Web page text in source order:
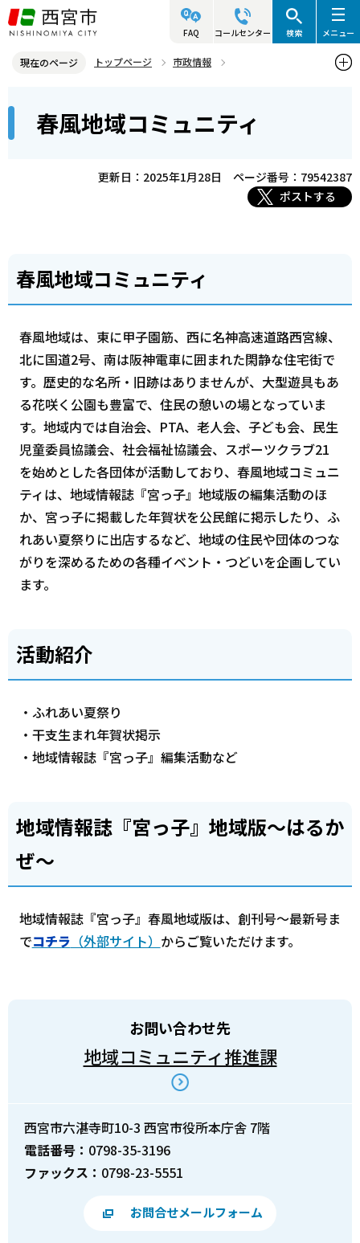
こ
の
ジ
先
FAQ コールセンター 検索 メニュー
現在のページ トップページ
市政情報
西宮コミュニティ協会
春風地域コミュニティ
こ
春風地域コミュニティ
更新日：2025年1月28日
ページ番号：79542387
ポストする
春風地域コミュニティ
春風地域は、東に甲子園筋、西に名神高速道路西宮線、
北に国道2号、南は阪神電車に囲まれた閑静な住宅街で
す。歴史的な名所・旧跡はありませんが、大型遊具もあ
る花咲く公園も豊富で、住民の憩いの場となっていま
す。地域内では自治会、PTA、老人会、子ども会、民生
児童委員協議会、社会福祉協議会、スポーツクラブ21
を始めとした各団体が活動しており、春風地域コミュニ
ティは、地域情報誌『宮っ子』地域版の編集活動のほ
か、宮っ子に掲載した年賀状を公民館に掲示したり、ふ
れあい夏祭りに出店するなど、地域の住民や団体のつな
がりを深めるための各種イベント・つどいを企画してい
ます。
活動紹介
・ふれあい夏祭り
・干支生まれ年賀状掲示
・地域情報誌『宮っ子』編集活動など
地域情報誌『宮っ子』地域版～はるか
ぜ～
地域情報誌『宮っ子』春風地域版は、創刊号～最新号ま
でコチラ （外部サイト） からご覧いただけます。
お問い合わせ先
地域コミュニティ推進課
西宮市六湛寺町10-3 西宮市役所本庁舎 7階
電話番号： 0798-35-3196
ファックス： 0798-23-5551
お問合せメールフォーム